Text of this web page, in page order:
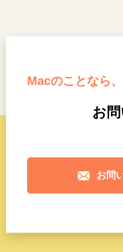
Macのことなら
お
お問